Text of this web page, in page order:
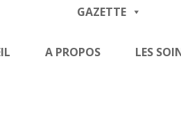
A PROPOS LES
GAZETTE